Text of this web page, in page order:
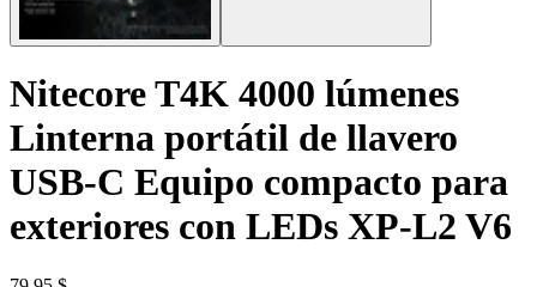
Nitecore T4K 4000 lúmenes
Linterna portátil de llavero
USB-C Equipo compacto para
exteriores con LEDs XP-L2 V6